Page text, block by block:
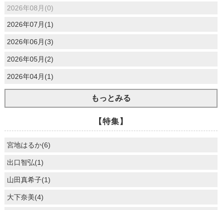
2026年08月(0)
2026年07月(1)
2026年06月(3)
2026年05月(2)
2026年04月(1)
もっとみる
【特集】
宮地はるか(6)
出口智弘(1)
山田真希子(1)
大下奈美(4)